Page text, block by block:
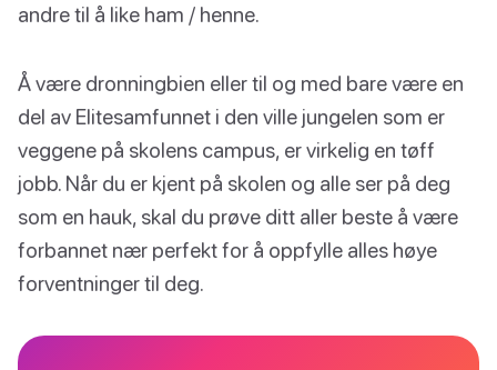
andre til å like ham / henne.
Å være dronningbien eller til og med bare være en
del av Elitesamfunnet i den ville jungelen som er
veggene på skolens campus, er virkelig en tøff
jobb. Når du er kjent på skolen og alle ser på deg
som en hauk, skal du prøve ditt aller beste å være
forbannet nær perfekt for å oppfylle alles høye
forventninger til deg.